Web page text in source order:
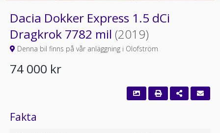
Dacia Dokker Express 1.5 dCi
Dragkrok 7782 mil (2019)
Denna bil finns på vår anläggning i Olofström
74 000 kr
Fakta